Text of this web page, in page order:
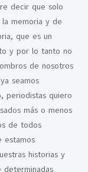
decir que solo
memoria y de
que es un
y por lo tanto no
de nosotros
seamos
periodistas quiero
más o menos
de todos
estamos
historias y
determinadas